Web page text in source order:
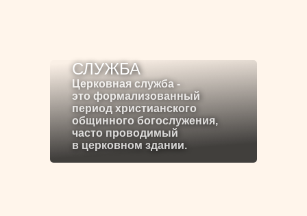
СЛУЖБА
Церковная служба -
это формализованный
период христианского
общинного богослужения,
часто проводимый
в церковном здании.